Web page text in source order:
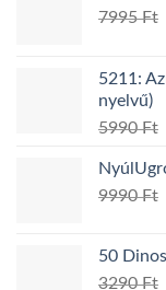
7995Ft
5211:
nyelvű)
5990Ft
9990Ft
50
3290Ft